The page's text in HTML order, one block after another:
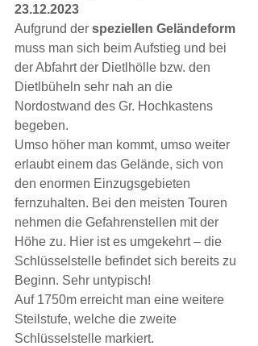
23.12.2023
Aufgrund der speziellen Geländeform
muss man sich beim Aufstieg und bei
der Abfahrt der Dietlhölle bzw. den
Dietlbüheln sehr nah an die
Nordostwand des Gr. Hochkastens
begeben.
Umso höher man kommt, umso weiter
erlaubt einem das Gelände, sich von
den enormen Einzugsgebieten
fernzuhalten. Bei den meisten Touren
nehmen die Gefahrenstellen mit der
Höhe zu. Hier ist es umgekehrt – die
Schlüsselstelle befindet sich bereits zu
Beginn. Sehr untypisch!
Auf 1750m erreicht man eine weitere
Steilstufe, welche die zweite
Schlüsselstelle markiert.